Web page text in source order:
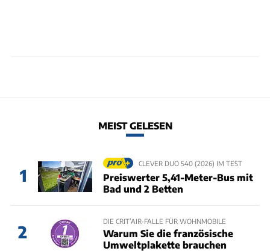
MEIST GELESEN
1
CLEVER DUO 540 (2026) IM TEST
Preiswerter 5,41-Meter-Bus mit
Bad und 2 Betten
2
DIE CRIT’AIR-FALLE FÜR WOHNMOBILE
Warum Sie die französische
Umweltplakette brauchen